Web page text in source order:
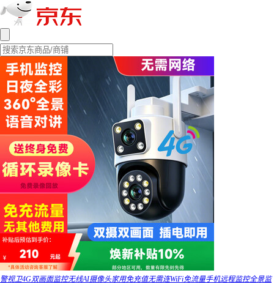
警视卫4G双画面监控无线AI摄像头家用免充值无需连WiFi免流量手机远程监控全景监